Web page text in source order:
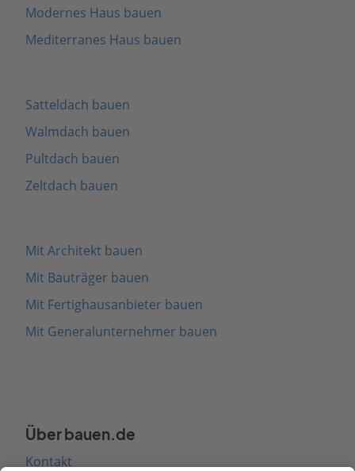
Modernes Haus bauen
Mediterranes Haus bauen
Satteldach bauen
Walmdach bauen
Pultdach bauen
Zeltdach bauen
Mit Architekt bauen
Mit Bauträger bauen
Mit Fertighausanbieter bauen
Mit Generalunternehmer bauen
Über bauen.de
Kontakt